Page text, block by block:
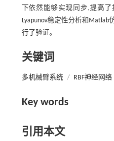
下依然能够实现同步,提高
Lyapunov稳定性分析和Matlab
行了验证。
关键词
多机械臂系统 / RBF神经网络
Key words
引用本文